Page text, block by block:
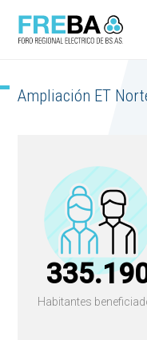
Ampliación ET
Habitantes